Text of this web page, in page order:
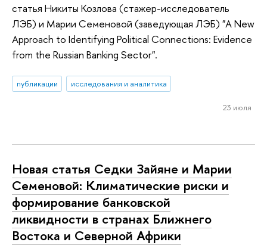
статья Никиты Козлова (стажер-исследователь
ЛЭБ) и Марии Семеновой (заведующая ЛЭБ) "A New
Approach to Identifying Political Connections: Evidence
from the Russian Banking Sector".
публикации исследования и аналитика
23 июля
Новая статья Седки Зайяне и Марии
Семеновой: Климатические риски и
формирование банковской
ликвидности в странах Ближнего
Востока и Северной Африки